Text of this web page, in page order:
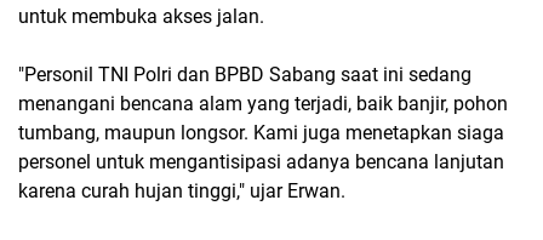
untuk membuka akses jalan.
"Personil TNI Polri dan BPBD Sabang saat ini sedang
menangani bencana alam yang terjadi, baik banjir, pohon
tumbang, maupun longsor. Kami juga menetapkan siaga
personel untuk mengantisipasi adanya bencana lanjutan
karena curah hujan tinggi," ujar Erwan.